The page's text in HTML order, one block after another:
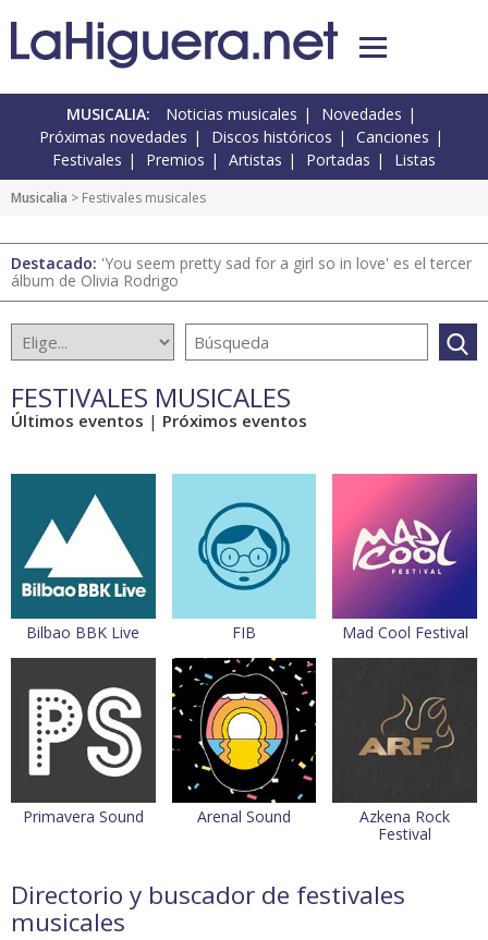
MUSICALIA: Noticias musicales
Novedades
Próximas novedades
Discos históricos
Canciones
Festivales
Premios Artistas Portadas Listas
Musicalia > Festivales musicales
Destacado: 'You seem pretty sad for a girl so in love' es el tercer
álbum de Olivia Rodrigo
FESTIVALES MUSICALES
Últimos eventos | Próximos eventos
Bilbao BBK Live FIB Mad Cool Festival
Primavera Sound Arenal Sound
Azkena Rock
Festival
Directorio y buscador de festivales
musicales